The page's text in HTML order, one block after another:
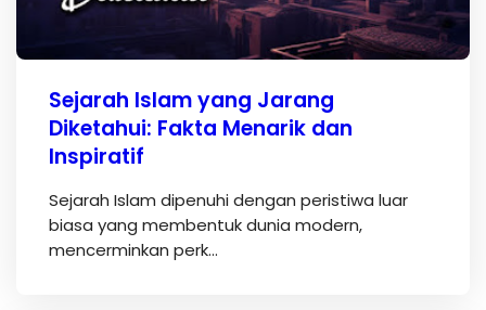
Sejarah Islam yang Jarang
Diketahui: Fakta Menarik dan
Inspiratif
Sejarah Islam dipenuhi dengan peristiwa luar
biasa yang membentuk dunia modern,
mencerminkan perk…